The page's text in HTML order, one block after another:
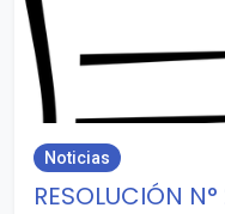
Noticias
RESOLUCIÓN